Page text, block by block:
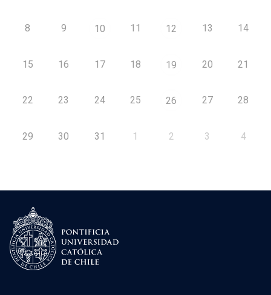
8 9 10 11 12 13 14
15 16 17 18 19 20 21
22 23 24 25 26 27 28
29 30 31 1 2 3 4